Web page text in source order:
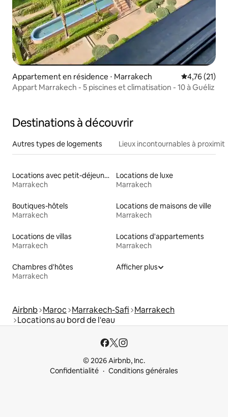
Appartement en résidence ⋅ Marrakech Évaluation
4,76 (21)
Appart Marrakech - 5 piscines et climatisation - 10 à Guéliz
Destinations à découvrir
Autres types de logements Lieux incontournables à
Locations avec petit-déjeuner
Marrakech
Locations de luxe
Marrakech
Boutiques-hôtels
Marrakech
Locations de maisons de ville
Marrakech
Locations de villas
Marrakech
Locations d'appartements
Marrakech
Chambres d'hôtes
Marrakech
Afficher plus
Airbnb Maroc Marrakech-Safi Marrakech
Locations au bord de l'eau
© 2026 Airbnb, Inc.
Confidentialité
Conditions générales